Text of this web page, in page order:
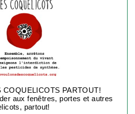
PARTOUT!
aux fenêtres, portes et autres
partout!